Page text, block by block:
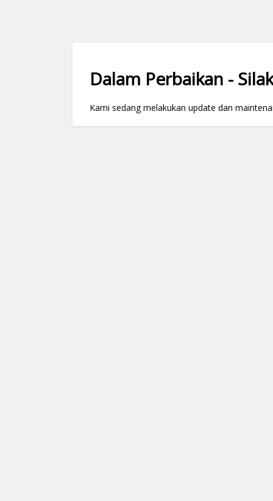
Dalam Perbaikan -
Kami sedang melakukan update dan